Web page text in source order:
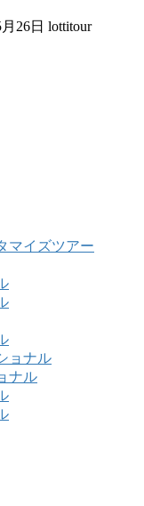
26日 lottitour
マイズツアー
ョナル
ナル